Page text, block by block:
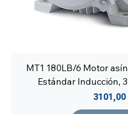
MT1 180LB/6 Motor
Estándar Inducción,
Precio
3101,00